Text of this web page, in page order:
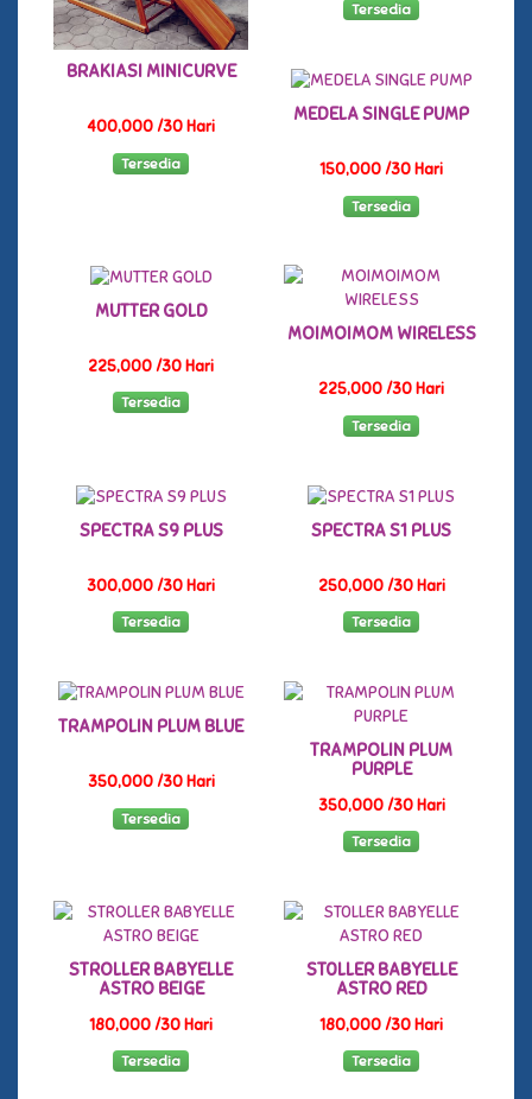
BRAKIASI MINICURVE
400,000 /30 Hari
Tersedia
Tersedia
MEDELA SINGLE PUMP
150,000 /30 Hari
Tersedia
MUTTER GOLD
225,000 /30 Hari
Tersedia
MOIMOIMOM WIRELESS
225,000 /30 Hari
Tersedia
SPECTRA S9 PLUS
300,000 /30 Hari
Tersedia
SPECTRA S1 PLUS
250,000 /30 Hari
Tersedia
TRAMPOLIN PLUM BLUE
350,000 /30 Hari
Tersedia
TRAMPOLIN PLUM
PURPLE
350,000 /30 Hari
Tersedia
STROLLER BABYELLE
ASTRO BEIGE
180,000 /30 Hari
Tersedia
ST0LLER BABYELLE
ASTRO RED
180,000 /30 Hari
Tersedia